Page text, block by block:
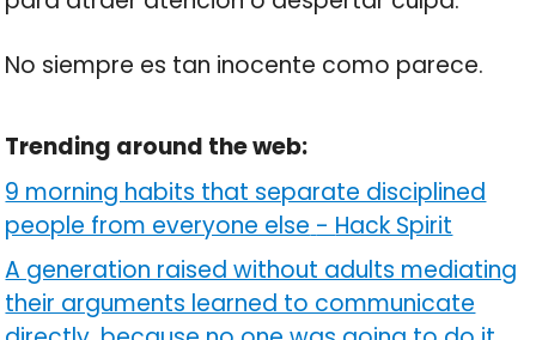
No siempre es tan inocente como parece.
Trending around the web:
9 morning habits that separate disciplined
people from everyone else - Hack Spirit
A generation raised without adults mediating
their arguments learned to communicate